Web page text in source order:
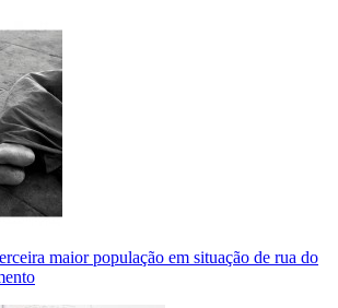
maior população em situação de rua do